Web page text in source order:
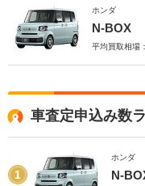
ホンダ
N-BOX
平均買取相場：
車査定申込み数
1
ホンダ
N-